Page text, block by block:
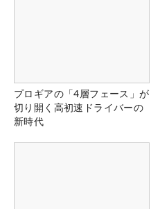
プロギアの「4層フェース」が
切り開く高初速ドライバーの
新時代